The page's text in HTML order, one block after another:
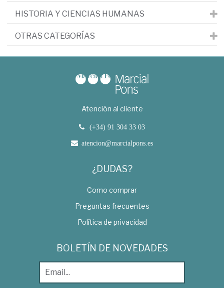
HISTORIA Y CIENCIAS HUMANAS
OTRAS CATEGORÍAS
Atención al cliente
(+34) 91 304 33 03
atencion@marcialpons.es
¿DUDAS?
Como comprar
Preguntas frecuentes
Política de privacidad
BOLETÍN DE NOVEDADES